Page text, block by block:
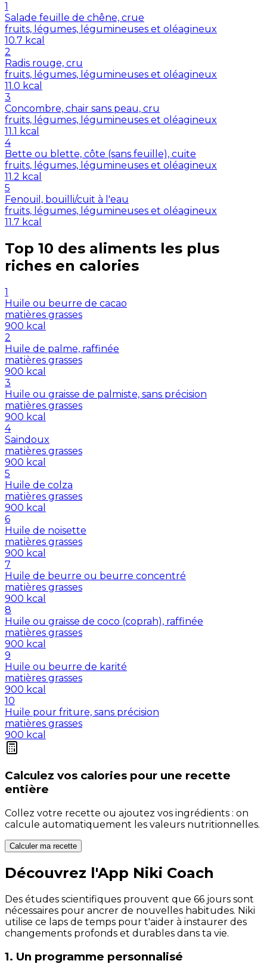
1
Salade feuille de chêne, crue
fruits, légumes, légumineuses et oléagineux
10.7 kcal
2
Radis rouge, cru
fruits, légumes, légumineuses et oléagineux
11.0 kcal
3
Concombre, chair sans peau, cru
fruits, légumes, légumineuses et oléagineux
11.1 kcal
4
Bette ou blette, côte (sans feuille), cuite
fruits, légumes, légumineuses et oléagineux
11.2 kcal
5
Fenouil, bouilli/cuit à l'eau
fruits, légumes, légumineuses et oléagineux
11.7 kcal
Top 10 des aliments les plus
riches en calories
1
Huile ou beurre de cacao
matières grasses
900 kcal
2
Huile de palme, raffinée
matières grasses
900 kcal
3
Huile ou graisse de palmiste, sans précision
matières grasses
900 kcal
4
Saindoux
matières grasses
900 kcal
5
Huile de colza
matières grasses
900 kcal
6
Huile de noisette
matières grasses
900 kcal
7
Huile de beurre ou beurre concentré
matières grasses
900 kcal
8
Huile ou graisse de coco (coprah), raffinée
matières grasses
900 kcal
9
Huile ou beurre de karité
matières grasses
900 kcal
10
Huile pour friture, sans précision
matières grasses
900 kcal
Calculez vos calories pour une recette
entière
Collez votre recette ou ajoutez vos ingrédients : on
calcule automatiquement les valeurs nutritionnelles.
Calculer ma recette
Découvrez l'App Niki Coach
Des études scientifiques prouvent que 66 jours sont
nécessaires pour ancrer de nouvelles habitudes. Niki
utilise ce laps de temps pour t'aider à instaurer des
changements profonds et durables dans ta vie.
1. Un programme personnalisé